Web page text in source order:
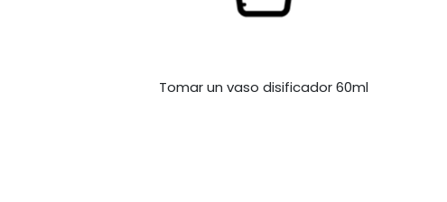
Tomar un vaso disificador 60ml